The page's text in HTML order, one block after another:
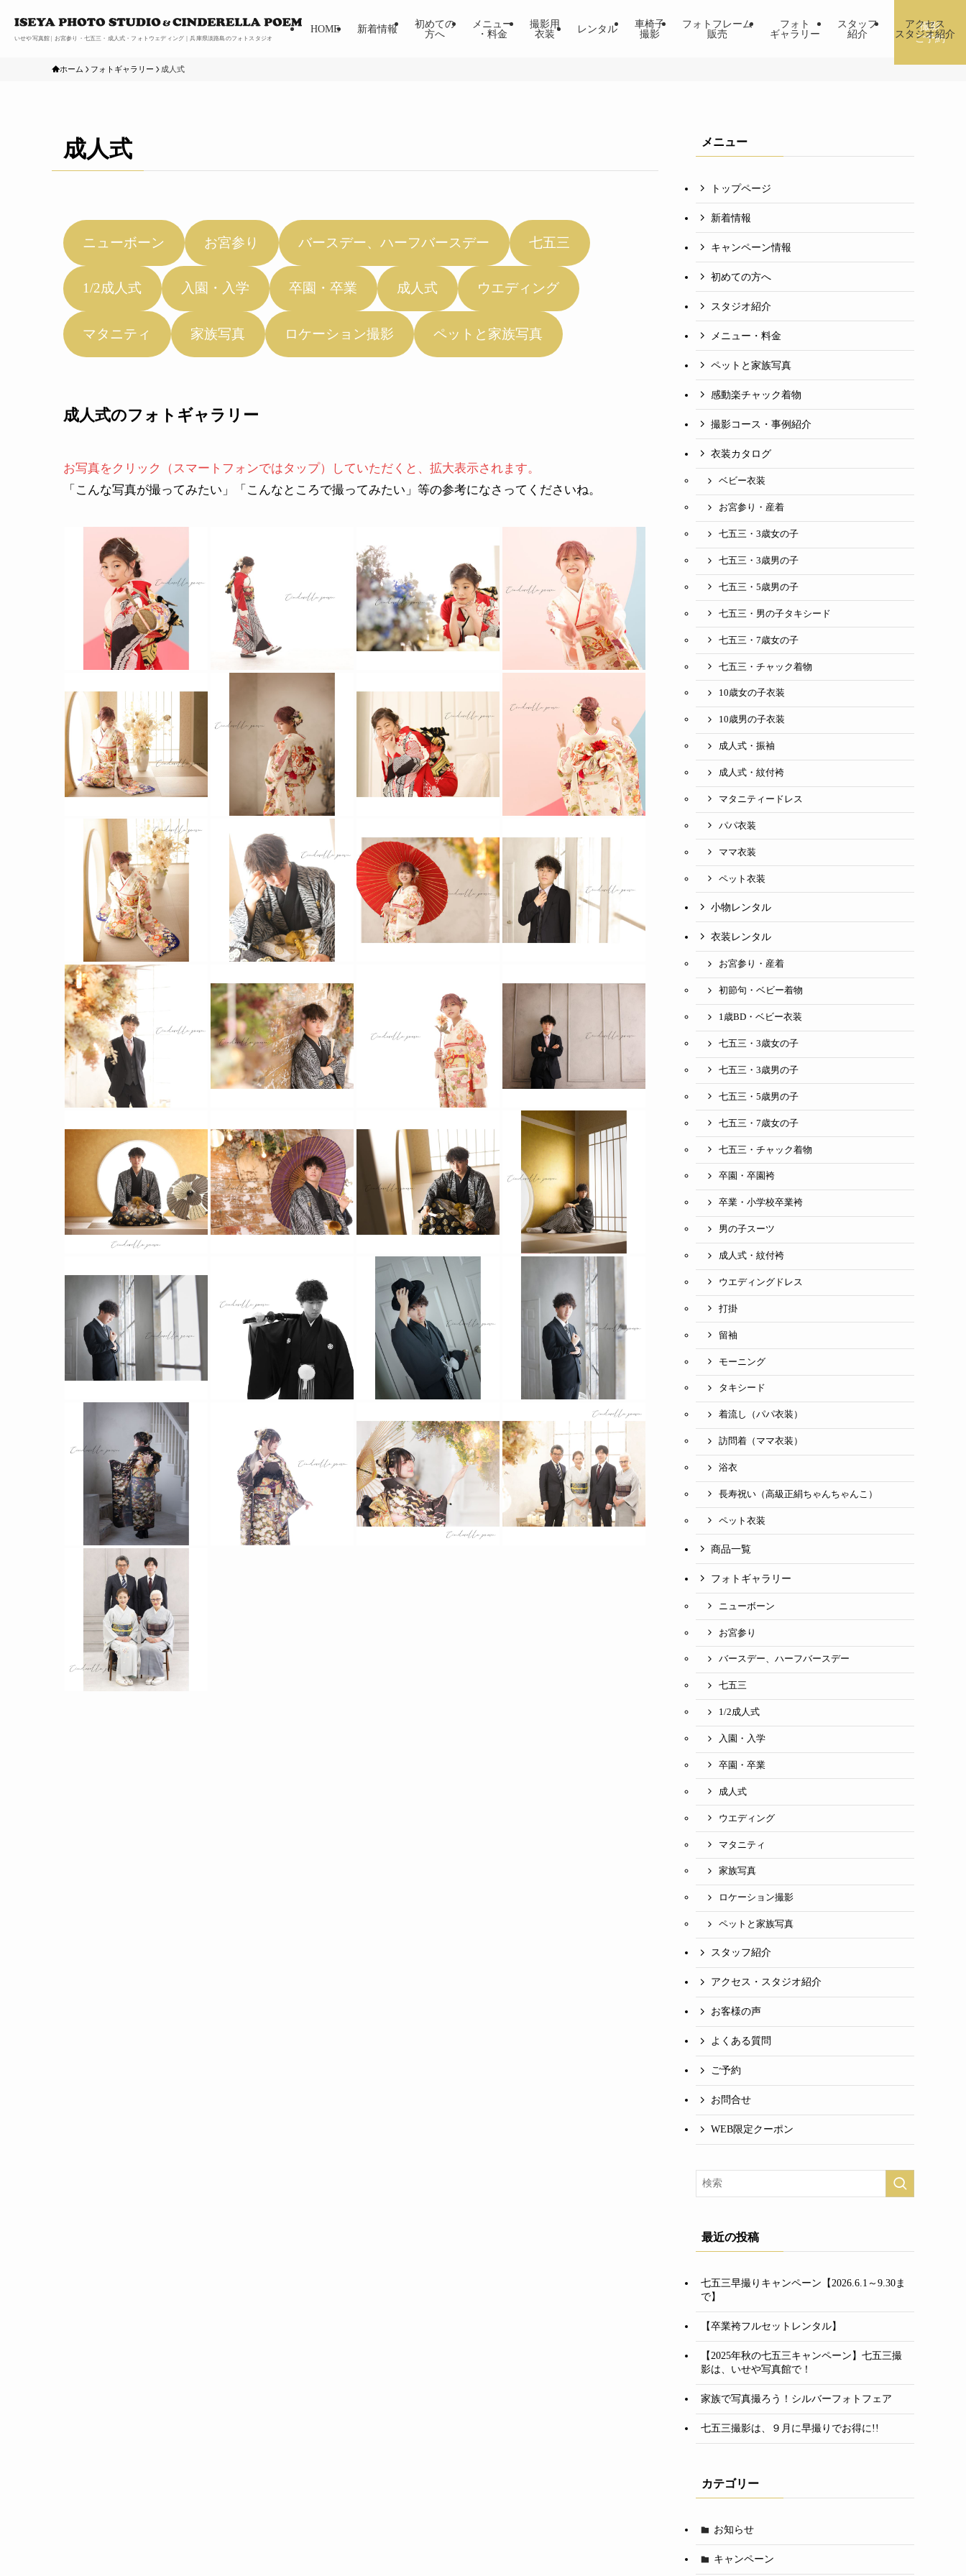
いせや写真館 | お宮参り・七五三・成人式・フォトウェディング｜兵庫県淡路島のフォトスタジオ
HOME 新着情報
初めての
方へ
メニュー
・料金
撮影用
衣装
レンタル
車椅子
撮影
フォトフレーム
販売
フォト
ギャラリー
スタッフ
紹介
アクセス
スタジオ紹介
撮影
ご予約
ホーム フォトギャラリー 成人式
成人式
ニューボーン お宮参り バースデー、ハーフバースデー 七五三
1/2成人式 入園・入学 卒園・卒業 成人式 ウエディング
マタニティ 家族写真 ロケーション撮影 ペットと家族写真
成人式のフォトギャラリー
お写真をクリック（スマートフォンではタップ）していただくと、拡大表示されます。
「こんな写真が撮ってみたい」「こんなところで撮ってみたい」等の参考になさってくださいね。
メニュー
トップページ
新着情報
キャンペーン情報
初めての方へ
スタジオ紹介
メニュー・料金
ペットと家族写真
感動楽チャック着物
撮影コース・事例紹介
衣装カタログ
ベビー衣装
お宮参り・産着
七五三・3歳女の子
七五三・3歳男の子
七五三・5歳男の子
七五三・男の子タキシード
七五三・7歳女の子
七五三・チャック着物
10歳女の子衣装
10歳男の子衣装
成人式・振袖
成人式・紋付袴
マタニティードレス
パパ衣装
ママ衣装
ペット衣装
小物レンタル
衣装レンタル
お宮参り・産着
初節句・ベビー着物
1歳BD・ベビー衣装
七五三・3歳女の子
七五三・3歳男の子
七五三・5歳男の子
七五三・7歳女の子
七五三・チャック着物
卒園・卒園袴
卒業・小学校卒業袴
男の子スーツ
成人式・紋付袴
ウエディングドレス
打掛
留袖
モーニング
タキシード
着流し（パパ衣装）
訪問着（ママ衣装）
浴衣
長寿祝い（高級正絹ちゃんちゃんこ）
ペット衣装
商品一覧
フォトギャラリー
ニューボーン
お宮参り
バースデー、ハーフバースデー
七五三
1/2成人式
入園・入学
卒園・卒業
成人式
ウエディング
マタニティ
家族写真
ロケーション撮影
ペットと家族写真
スタッフ紹介
アクセス・スタジオ紹介
お客様の声
よくある質問
ご予約
お問合せ
WEB限定クーポン
最近の投稿
七五三早撮りキャンペーン【2026.6.1～9.30ま
で】
【卒業袴フルセットレンタル】
【2025年秋の七五三キャンペーン】七五三撮
影は、いせや写真館で！
家族で写真撮ろう！シルバーフォトフェア
七五三撮影は、９月に早撮りでお得に!!
カテゴリー
お知らせ
キャンペーン